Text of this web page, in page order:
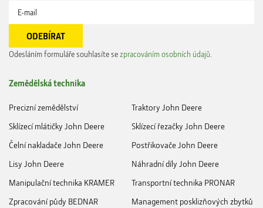
Odesláním formuláře souhlasíte sezpracováním osobních údajů
Zemědělská technika
Precizní zemědělství
Traktory John Deere
Sklízecí mlátičky John Deere
Sklízecí řezačky John Deere
Čelní nakladače John Deere
Postřikovače John Deere
Lisy John Deere
Náhradní díly John Deere
Manipulační technika KRAMER
Transportní technika PRONAR
Zpracování půdy BEDNAR
Management posklizňových zbytků